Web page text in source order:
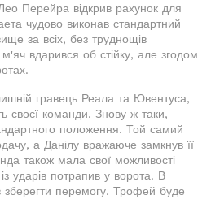
Перейра відкрив рахунок для
чудово виконав стандартний
за всіх, без труднощів
вдарився об стійку, але згодом
гравець Реала та Ювентуса,
своєї команди. Знову ж таки,
положення. Той самий
а Данілу вражаюче замкнув її
також мала свої можливості
ударів потрапив у ворота. В
зберегти перемогу. Трофей буде